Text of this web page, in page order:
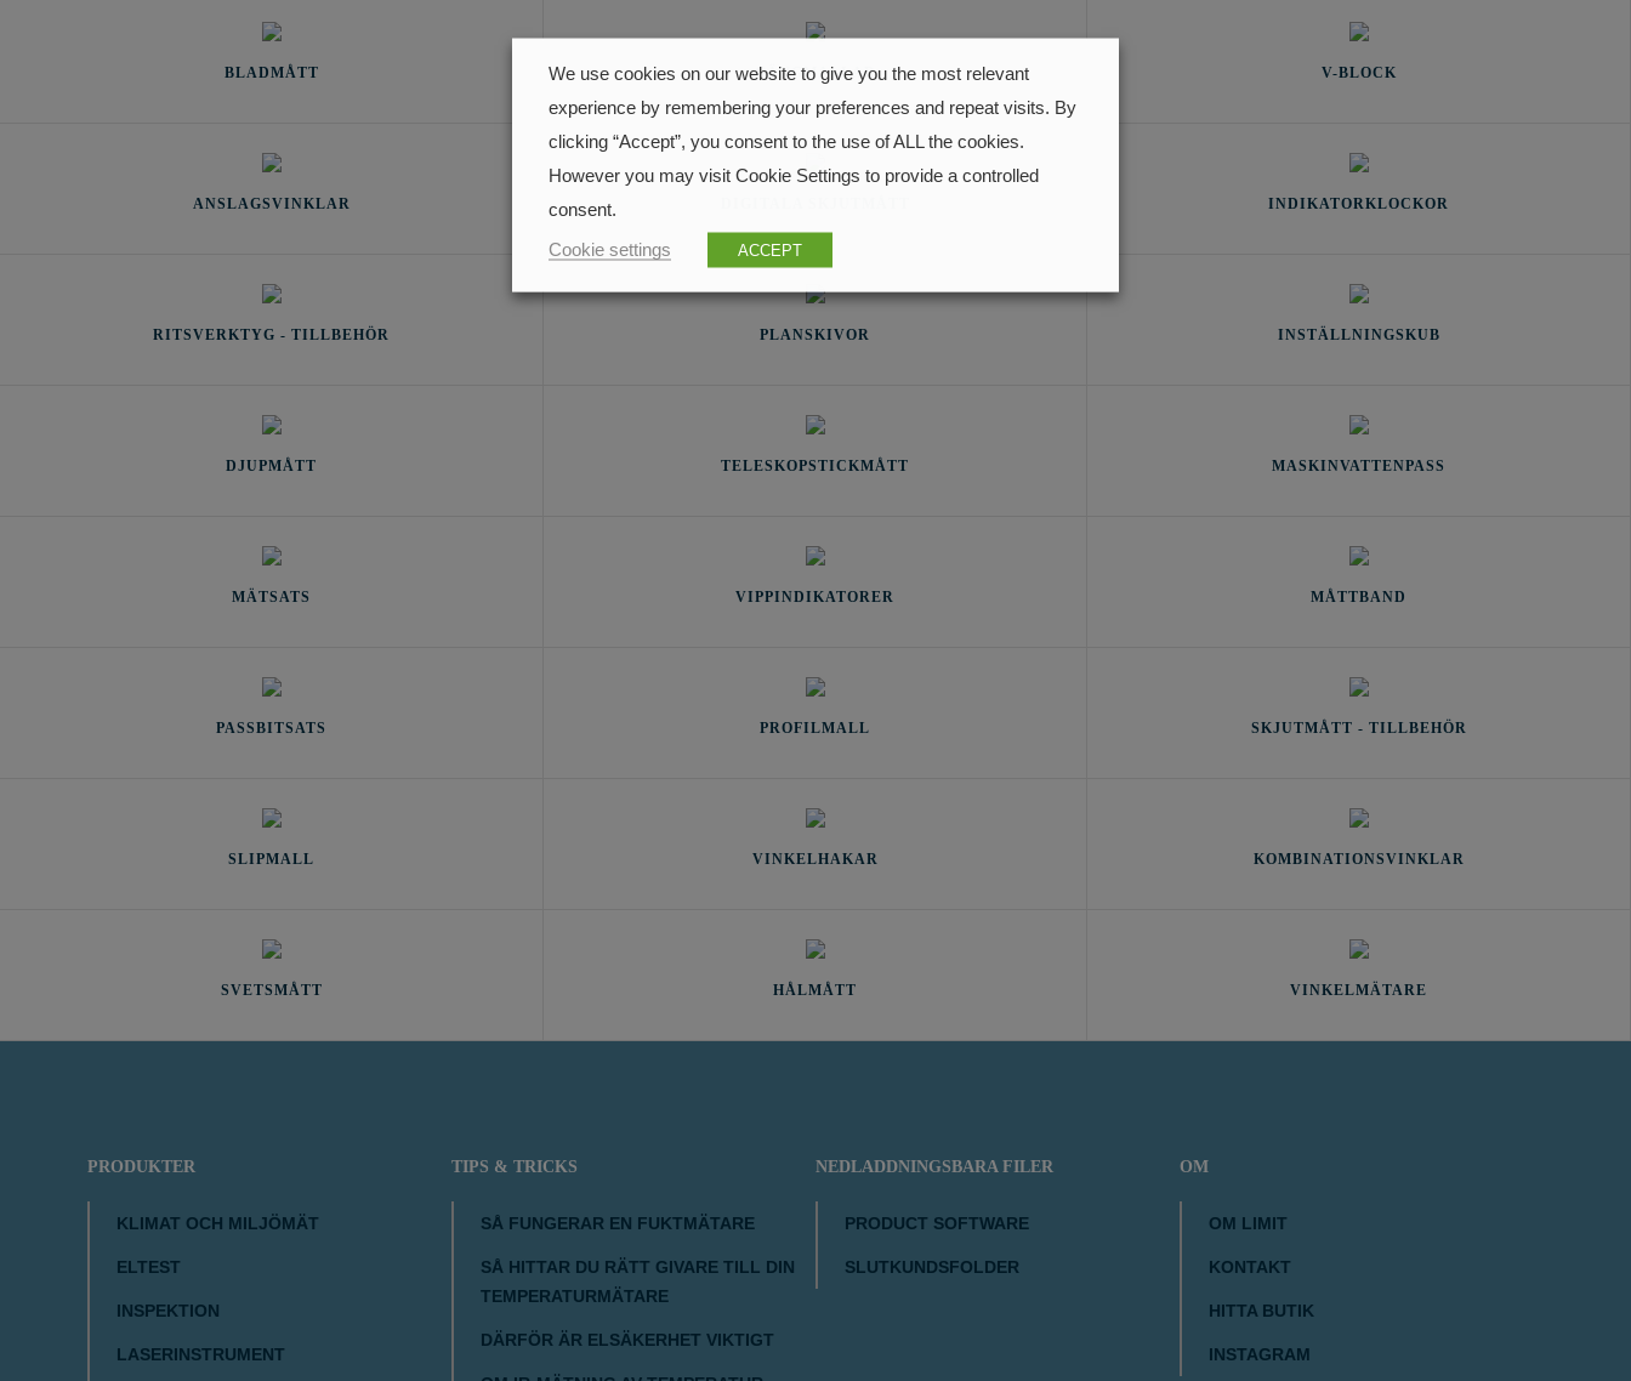
BLADMÅTT GÄNGMALLAR V-BLOCK
ANSLAGSVINKLAR INDIKATORKLOCKOR
RITSVERKTYG - TILLBEHÖR PLANSKIVOR INSTÄLLNINGSKUB
DJUPMÅTT TELESKOPSTICKMÅTT MASKINVATTENPASS
MÄTSATS VIPPINDIKATORER MÅTTBAND
PASSBITSATS PROFILMALL SKJUTMÅTT - TILLBEHÖR
SLIPMALL VINKELHAKAR KOMBINATIONSVINKLAR
SVETSMÅTT HÅLMÅTT VINKELMÄTARE
PRODUKTER
KLIMAT OCH MILJÖMÄT
ELTEST
INSPEKTION
LASERINSTRUMENT
TIPS & TRICKS
SÅ FUNGERAR EN FUKTMÄTARE
SÅ HITTAR DU RÄTT GIVARE TILL DIN
TEMPERATURMÄTARE
DÄRFÖR ÄR ELSÄKERHET VIKTIGT
NEDLADDNINGSBARA FILER
PRODUCT SOFTWARE
SLUTKUNDSFOLDER
OM
OM LIMIT
KONTAKT
HITTA BUTIK
INSTAGRAM
We use cookies on our website to give you the most relevant
experience by remembering your preferences and repeat visits. By
clicking “Accept”, you consent to the use of ALL the cookies.
However you may visit Cookie Settings to provide a controlled
consent.
Cookie settings ACCEPT